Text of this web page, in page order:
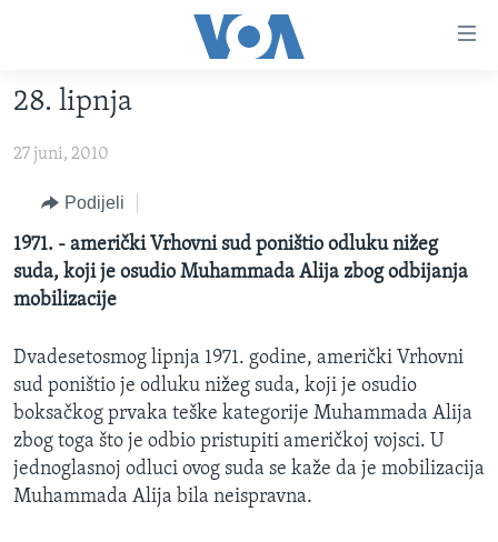
glavni
Pređi
navigaciju
Idi
na
TV PROGRAM
VIDEO
FOTOGRAFIJE DANA
VIJESTI
SJEDINJENE AMERIČKE DRŽAVE
SVIJET
NAUKA I TEHNOLOGIJA
SPECIJALNI PROJEKTI
KORUPCIJA
SLOBODA MEDIJA
ŽENSKA STRANA
IZBJEGLIČKA STRANA
28. lipnja
27 juni, 2010
Podijeli
1971. - američki Vrhovni sud poništio odluku nižeg
suda, koji je osudio Muhammada Alija zbog odbijanja
mobilizacije
Dvadesetosmog lipnja 1971. godine, američki Vrhovni
sud poništio je odluku nižeg suda, koji je osudio
boksačkog prvaka teške kategorije Muhammada Alija
zbog toga što je odbio pristupiti američkoj vojsci. U
jednoglasnoj odluci ovog suda se kaže da je mobilizacija
Muhammada Alija bila neispravna.